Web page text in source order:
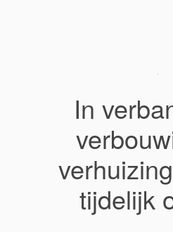
In
tijdelijk